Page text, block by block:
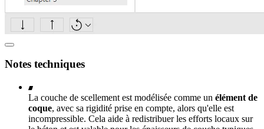
Notes techniques
La couche de scellement est modélisée comme un élément de
coque, avec sa rigidité prise en compte, alors qu'elle est
incompressible. Cela aide à redistribuer les efforts locaux sur